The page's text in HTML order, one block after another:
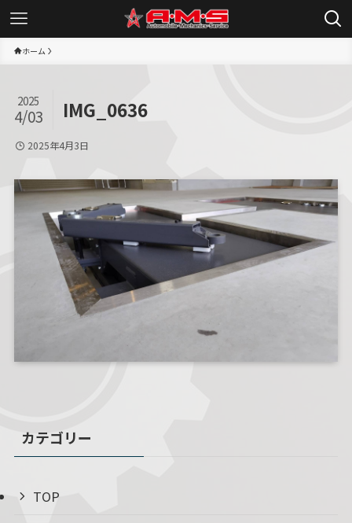
ホーム
IMG_0636
2025
4/03
2025年4月3日
カテゴリー
TOP